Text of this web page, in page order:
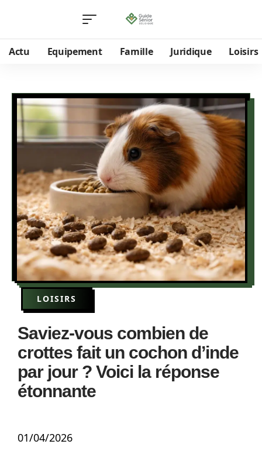
Actu Equipement Famille Juridique Loisirs
LOISIRS
Saviez-vous combien de
crottes fait un cochon d’inde
par jour ? Voici la réponse
étonnante
01/04/2026